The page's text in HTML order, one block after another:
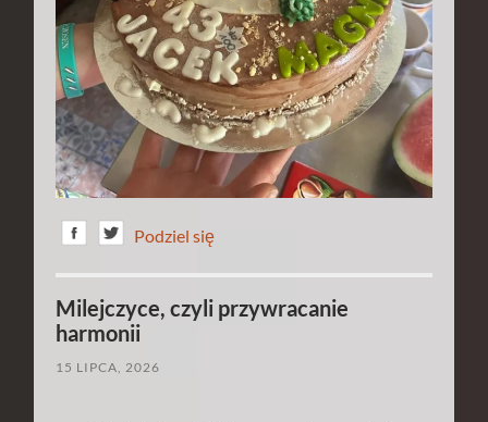
Podziel się
Milejczyce, czyli przywracanie
harmonii
15 LIPCA, 2026